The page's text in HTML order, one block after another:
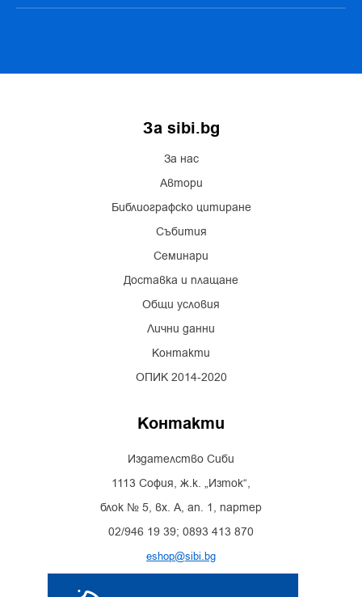
За sibi.bg
За нас
Автори
Библиографско цитиране
Събития
Семинари
Доставка и плащане
Общи условия
Лични данни
Контакти
ОПИК 2014-2020
Контакти
Издателство Сиби
1113 София, ж.к. „Изток“,
блок № 5, вх. А, ап. 1, партер
02/946 19 39; 0893 413 870
eshop@sibi.bg